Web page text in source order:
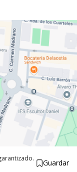
Guardar